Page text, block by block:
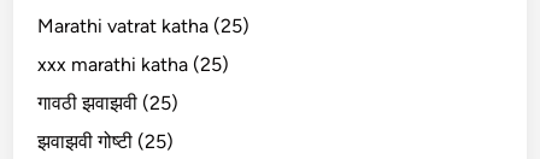
Marathi vatrat katha (25)
xxx marathi katha (25)
गावठी झवाझवी (25)
झवाझवी गोष्टी (25)